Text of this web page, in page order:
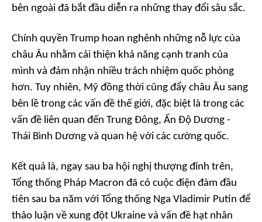
bên ngoài đã bắt đầu diễn ra những thay đổi sâu sắc.
Chính quyền Trump hoan nghênh những nỗ lực của
châu Âu nhằm cải thiện khả năng cạnh tranh của
mình và đảm nhận nhiều trách nhiệm quốc phòng
hơn. Tuy nhiên, Mỹ đồng thời cũng đẩy châu Âu sang
bên lề trong các vấn đề thế giới, đặc biệt là trong các
vấn đề liên quan đến Trung Đông, Ấn Độ Dương -
Thái Bình Dương và quan hệ với các cường quốc.
Kết quả là, ngay sau ba hội nghị thượng đỉnh trên,
Tổng thống Pháp Macron đã có cuộc điện đàm đầu
tiên sau ba năm với Tổng thống Nga Vladimir Putin để
thảo luận về xung đột Ukraine và vấn đề hạt nhân